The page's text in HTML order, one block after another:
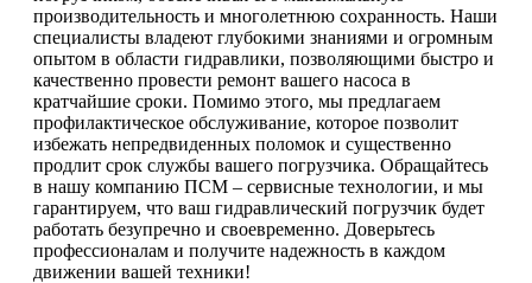
производительность и многолетнюю сохранность. Наши
специалисты владеют глубокими знаниями и огромным
опытом в области гидравлики, позволяющими быстро и
качественно провести ремонт вашего насоса в
кратчайшие сроки. Помимо этого, мы предлагаем
профилактическое обслуживание, которое позволит
избежать непредвиденных поломок и существенно
продлит срок службы вашего погрузчика. Обращайтесь
в нашу компанию ПСМ – сервисные технологии, и мы
гарантируем, что ваш гидравлический погрузчик будет
работать безупречно и своевременно. Доверьтесь
профессионалам и получите надежность в каждом
движении вашей техники!